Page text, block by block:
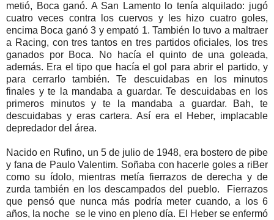
metió, Boca ganó. A San Lamento lo tenía alquilado: jugó
cuatro veces contra los cuervos y les hizo cuatro goles,
encima Boca ganó 3 y empató 1. También lo tuvo a maltraer
a Racing, con tres tantos en tres partidos oficiales, los tres
ganados por Boca. No hacía el quinto de una goleada,
además. Era el tipo que hacía el gol para abrir el partido, y
para cerrarlo también. Te descuidabas en los minutos
finales y te la mandaba a guardar. Te descuidabas en los
primeros minutos y te la mandaba a guardar. Bah, te
descuidabas y eras cartera. Así era el Heber, implacable
depredador del área.
Nacido en Rufino, un 5 de julio de 1948, era bostero de pibe
y fana de Paulo Valentim. Soñaba con hacerle goles a riBer
como su ídolo, mientras metía fierrazos de derecha y de
zurda también en los descampados del pueblo. Fierrazos
que pensó que nunca más podría meter cuando, a los 6
años, la noche se le vino en pleno día. El Heber se enfermó